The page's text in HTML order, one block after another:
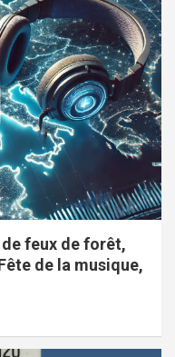
de feux de forêt,
de la musique,